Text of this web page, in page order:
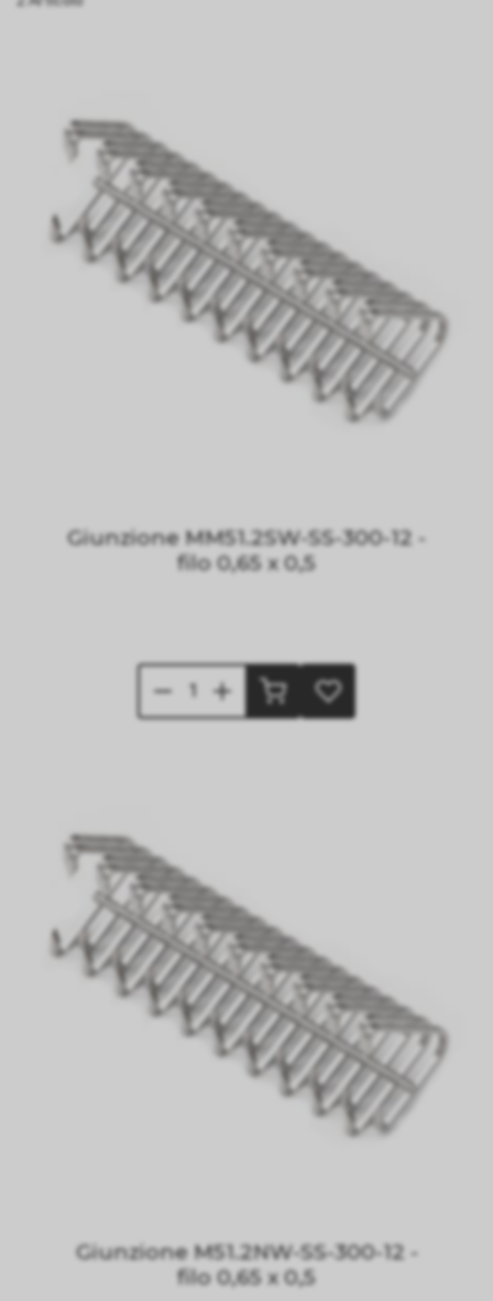
Giunzione MM51.2SW-SS-300-12 -
filo 0,65 x 0,5
Giunzione M51.2NW-SS-300-12 -
filo 0,65 x 0,5